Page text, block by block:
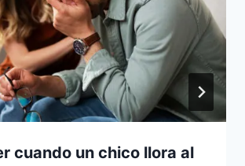
cuando un chico llora al